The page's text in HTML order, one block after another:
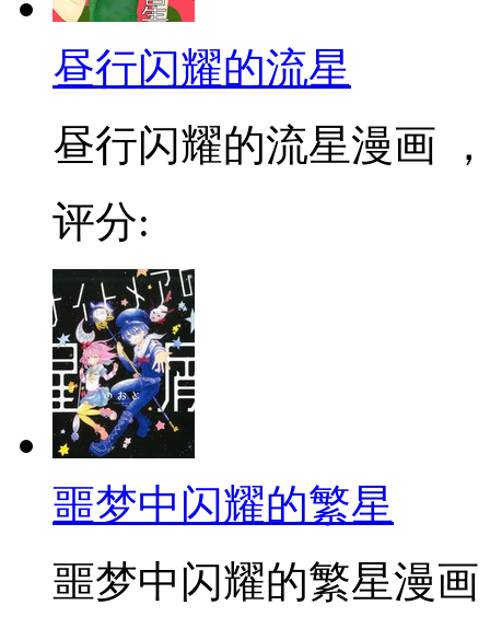
昼行闪耀的流星
昼行闪耀的流星漫画
评分:
噩梦中闪耀的繁星
噩梦中闪耀的繁星漫